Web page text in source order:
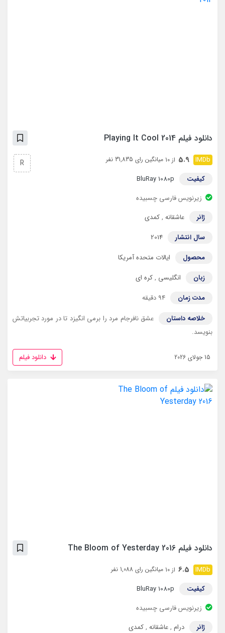
دانلود فیلم Playing It Cool 2014
5.9 از 10 میانگین رای 31,835 نفر
کیفیت
BluRay 1080p
زیرنویس فارسی چسبیده
ژانر
عاشقانه ,کمدی
سال انتشار
2014
محصول
ایالات متحده آمریکا
زبان
انگلیسی ,کره ای
مدت زمان
94 دقیقه
خلاصه داستان
عشق نافرجام مرد را برمی انگیزد تا در مورد تجربیاتش
بنویسد.
R
15 جولای 2026 دانلود فیلم
دانلود فیلم The Bloom of Yesterday 2016
6.5 از 10 میانگین رای 1,088 نفر
کیفیت
BluRay 1080p
زیرنویس فارسی چسبیده
ژانر
درام ,عاشقانه ,کمدی